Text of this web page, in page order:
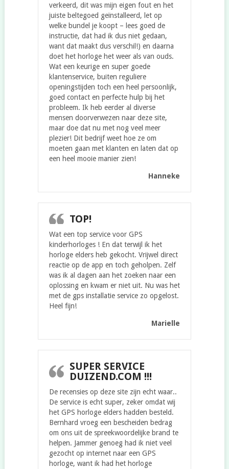
verkeerd, dit was mijn eigen fout en het
juiste beltegoed geïnstalleerd, let op
welke bundel je koopt – lees goed de
instructie, dat had ik dus niet gedaan,
want dat maakt dus verschil!) en daarna
doet het horloge het weer als van ouds.
Wat een keurige en super goede
klantenservice, buiten reguliere
openingstijden toch een heel persoonlijk,
goed contact en perfecte hulp bij het
probleem. Ik heb eerder al diverse
mensen doorverwezen naar deze site,
maar doe dat nu met nog veel meer
plezier! Dit bedrijf weet hoe ze om
moeten gaan met klanten en laten dat op
een heel mooie manier zien!
Hanneke
TOP!
Wat een top service voor GPS
kinderhorloges ! En dat terwijl ik het
horloge elders heb gekocht. Vrijwel direct
reactie op de app en toch geholpen. Zelf
was ik al dagen aan het zoeken naar een
oplossing en kwam er niet uit. Nu was het
met de gps installatie service zo opgelost.
Heel fijn!
Marielle
SUPER SERVICE
DUIZEND.COM !!!
De recensies op deze site zijn echt waar..
De service is echt super, zeker omdat wij
het GPS horloge elders hadden besteld.
Bernhard vroeg een bescheiden bedrag
om ons uit de spreekwoordelijke brand te
helpen. Jammer genoeg had ik niet veel
gezocht op internet naar een GPS
horloge, want ik had het horloge